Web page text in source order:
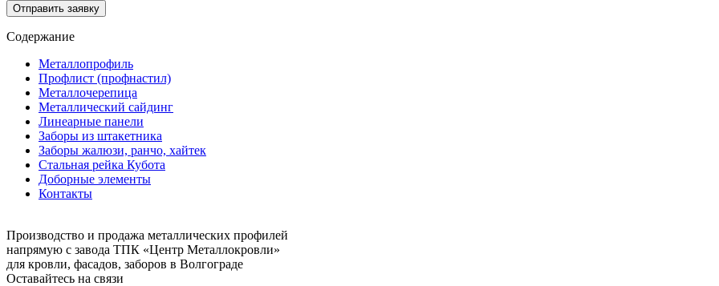
Отправить заявку
Содержание
Металлопрофиль
Профлист (профнастил)
Металлочерепица
Металлический сайдинг
Линеарные панели
Заборы из штакетника
Заборы жалюзи, ранчо, хайтек
Стальная рейка Кубота
Доборные элементы
Контакты
Производство и продажа металлических профилей
напрямую с завода ТПК «Центр Металлокровли»
для кровли, фасадов, заборов в Волгограде
Оставайтесь на связи